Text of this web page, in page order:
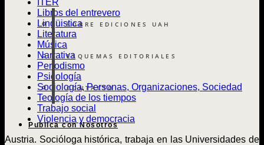
SOBRE EDICIONES UAH
ESQUEMAS EDITORIALES
CONTACTO
Publica con Nosotros
ITER
Libros del entrevero
Lingüistica
Literatura
Música
Narrativa
Periodismo
Psicología
Sociología, Personas, Organizaciones, Sociedad
Teología de los tiempos
Trabajo social
Violencia y democracia
Austria. Socióloga histórica, trabaja en las Universidades de